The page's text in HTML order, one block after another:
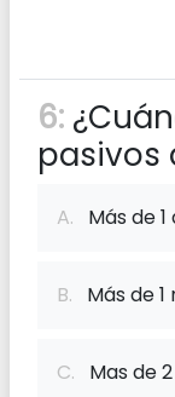
6:
pasivos
A. Más de 1
B. Más de 1
C. Mas de